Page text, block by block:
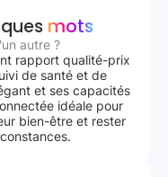
mots
autre ?
rapport qualité-prix
de santé et de
et ses capacités
idéale pour
bien-être et rester